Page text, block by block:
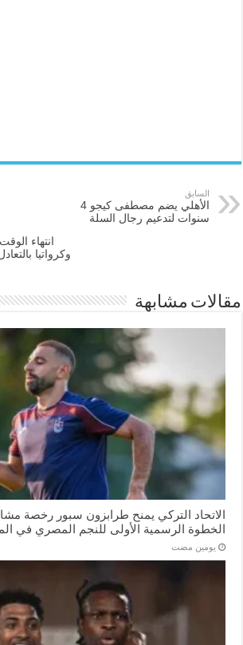
السابق
الأهلي يضم مصطفى كيجو 4
سنوات لتدعيم رجال السلة
انتهاء
مقالات مشابهة
الاتحاد التركي يمنح طرابزون سبور رخصة
الخطوة الرسمية الأولى للنجم المصري في
‏يومين مضت